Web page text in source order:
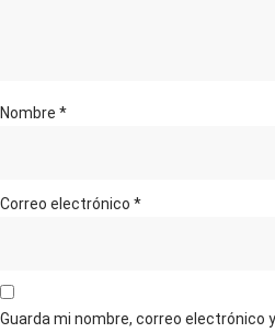
Nombre *
Correo electrónico *
Guarda mi nombre, correo electrónico